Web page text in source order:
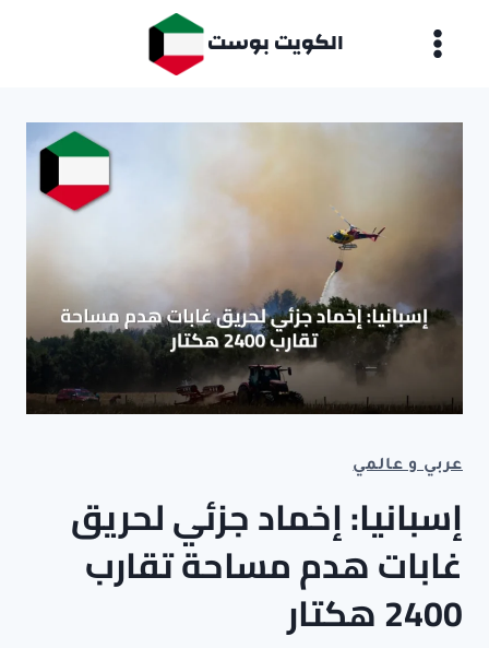
الكويت بوست
عربي و عالمي
إسبانيا: إخماد جزئي لحريق
غابات هدم مساحة تقارب
2400 هكتار